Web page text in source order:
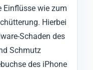
Einflüsse wie zum
Hierbei
Schaden des
Schmutz
des iPhone